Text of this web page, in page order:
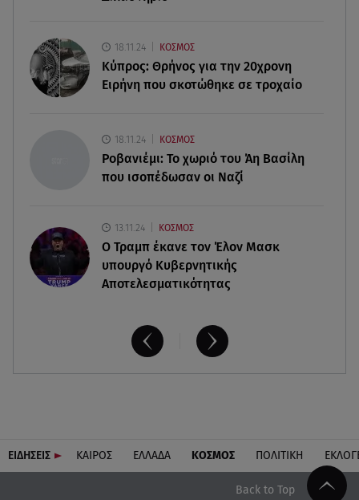
- Σηκώθηκαν εναέρια μέσα
07.08.26 , 18:34
18.11.24 ΚΟΣΜΟΣ
Κύπρος: Θρήνος για την 20χρονη
Ειρήνη που σκοτώθηκε σε τροχαίο
18.11.24 ΚΟΣΜΟΣ
Ροβανιέμι: Το χωριό του Άη Βασίλη
που ισοπέδωσαν οι Ναζί
13.11.24 ΚΟΣΜΟΣ
O Τραμπ έκανε τον Έλον Μασκ
υπουργό Κυβερνητικής
Αποτελεσματικότητας
ΕΙΔΗΣΕΙΣ ΚΑΙΡΟΣ ΕΛΛΑΔΑ ΚΟΣΜΟΣ ΠΟΛΙΤΙΚΗ
Back to Top